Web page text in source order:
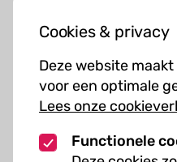
Cookies & privacy
Deze website
voor een optimale
Lees onze
Functionele
Muziekcursussen
Kunst cursussen
Over ons